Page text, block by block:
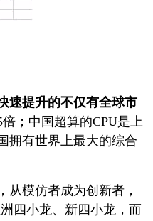
速提升的不仅有全球市
；中国超算的CPU是上
拥有世界上最大的综合
模仿者成为创新者，
四小龙、新四小龙，而